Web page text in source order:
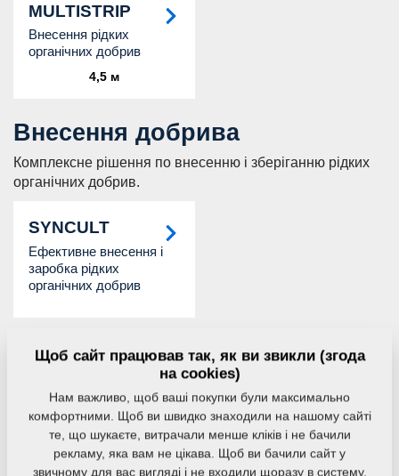
MULTISTRIP
Внесення рідких
органічних добрив
4,5 м
Внесення добрива
Комплексне рішення по внесенню і зберіганню рідких
органічних добрив.
SYNCULT
Ефективне внесення і
заробка рідких
органічних добрив
Дозуючий бункер
Бункери добрива для агрегації використовуються для
обробки ґрунту з внесенням добрив.
FALCON FH
Передній дозувальний
FALCON HW
Легкий бункер для
Щоб сайт працював так, як ви звикли (згода
на cookies)
Нам важливо, щоб ваші покупки були максимально
комфортними. Щоб ви швидко знаходили на нашому сайті
те, що шукаєте, витрачали менше кліків і не бачили
рекламу, яка вам не цікава. Щоб ви бачили сайт у
звичному для вас вигляді і не входили щоразу в систему.